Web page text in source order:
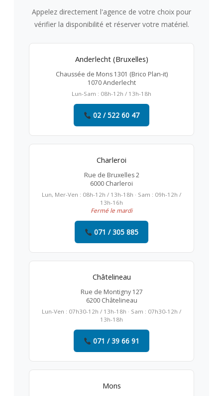
Appelez directement l'agence de votre choix pour
vérifier la disponibilité et réserver votre matériel.
Anderlecht (Bruxelles)
Chaussée de Mons 1301 (Brico Plan-it)
1070 Anderlecht
Lun-Sam : 08h-12h / 13h-18h
02 / 522 60 47
Charleroi
Rue de Bruxelles 2
6000 Charleroi
Lun, Mer-Ven : 08h-12h / 13h-18h · Sam : 09h-12h /
13h-16h
Fermé le mardi
071 / 305 885
Châtelineau
Rue de Montigny 127
6200 Châtelineau
Lun-Ven : 07h30-12h / 13h-18h · Sam : 07h30-12h /
13h-18h
071 / 39 66 91
Mons